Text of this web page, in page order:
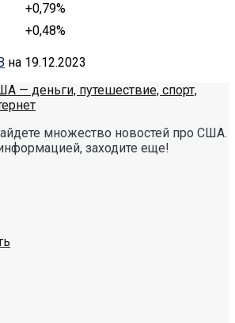
+0,79%
+0,48%
на 19.12.2023
множество новостей про США.
заходите еще!